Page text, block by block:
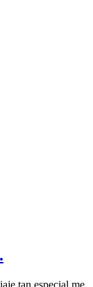
tan especial me